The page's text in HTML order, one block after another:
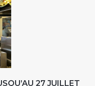
27 JUILLET